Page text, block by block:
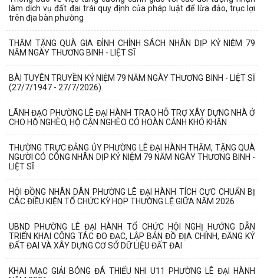
làm dịch vụ đất đai trái quy định của pháp luật để lừa đảo, trục lợi
trên địa bàn phường
THĂM TẶNG QUÀ GIA ĐÌNH CHÍNH SÁCH NHÂN DỊP KỶ NIỆM 79
NĂM NGÀY THƯƠNG BINH - LIỆT SĨ
BÀI TUYÊN TRUYỀN KỶ NIỆM 79 NĂM NGÀY THƯƠNG BINH - LIỆT SĨ
(27/7/1947 - 27/7/2026).
LÃNH ĐẠO PHƯỜNG LÊ ĐẠI HÀNH TRAO HỖ TRỢ XÂY DỰNG NHÀ Ở
CHO HỘ NGHÈO, HỘ CẬN NGHÈO CÓ HOÀN CẢNH KHÓ KHĂN
THƯỜNG TRỰC ĐẢNG ỦY PHƯỜNG LÊ ĐẠI HÀNH THĂM, TẶNG QUÀ
NGƯỜI CÓ CÔNG NHÂN DỊP KỶ NIỆM 79 NĂM NGÀY THƯƠNG BINH -
LIỆT SĨ
HỘI ĐỒNG NHÂN DÂN PHƯỜNG LÊ ĐẠI HÀNH TÍCH CỰC CHUẨN BỊ
CÁC ĐIỀU KIỆN TỔ CHỨC KỲ HỌP THƯỜNG LỆ GIỮA NĂM 2026
UBND PHƯỜNG LÊ ĐẠI HÀNH TỔ CHỨC HỘI NGHỊ HƯỚNG DẪN
TRIỂN KHAI CÔNG TÁC ĐO ĐẠC, LẬP BẢN ĐỒ ĐỊA CHÍNH, ĐĂNG KÝ
ĐẤT ĐAI VÀ XÂY DỰNG CƠ SỞ DỮ LIỆU ĐẤT ĐAI
KHAI MẠC GIẢI BÓNG ĐÁ THIẾU NHI U11 PHƯỜNG LÊ ĐẠI HÀNH